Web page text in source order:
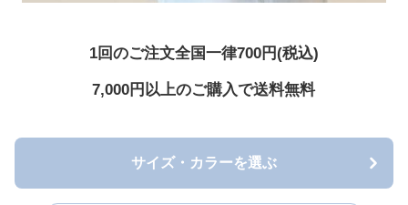
1回のご注文全国一律700円(税込)
7,000円以上のご購入で送料無料
サイズ・カラーを選ぶ